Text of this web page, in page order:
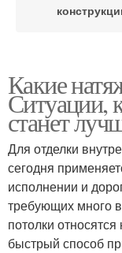
Какие
Ситуации,
станет
Для отделки
сегодня
исполнении и
требующих много
потолки
быстрый способ